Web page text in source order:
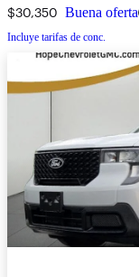
$30,350 Buena oferta
Incluye tarifas de conc.